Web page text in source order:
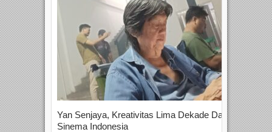
Yan Senjaya, Kreativitas Lima Dekade Dalam
Sinema Indonesia